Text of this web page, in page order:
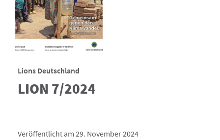
Lions Deutschland
LION 7/2024
Veröffentlicht am 29. November 2024